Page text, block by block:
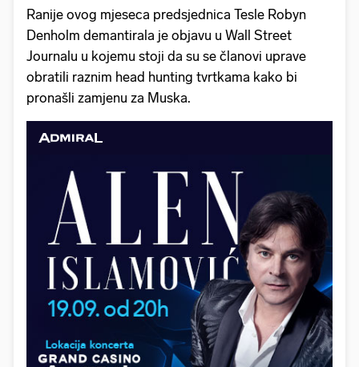
Ranije ovog mjeseca predsjednica Tesle Robyn
Denholm demantirala je objavu u Wall Street
Journalu u kojemu stoji da su se članovi uprave
obratili raznim head hunting tvrtkama kako bi
pronašli zamjenu za Muska.